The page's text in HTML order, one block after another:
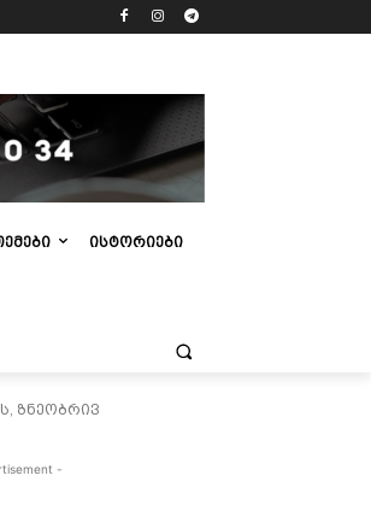
ᲘᲡᲢᲝᲠᲘᲔᲑᲘ
ზნეობრივ
-